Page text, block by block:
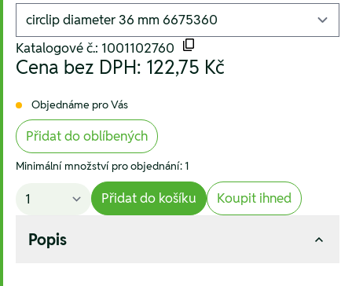
Katalogové č.: 1001102760
Cena bez DPH: 122,75 Kč
Objednáme pro Vás
Přidat do oblíbených
Minimální množství pro objednání: 1
Přidat do košíku Koupit ihned
Popis